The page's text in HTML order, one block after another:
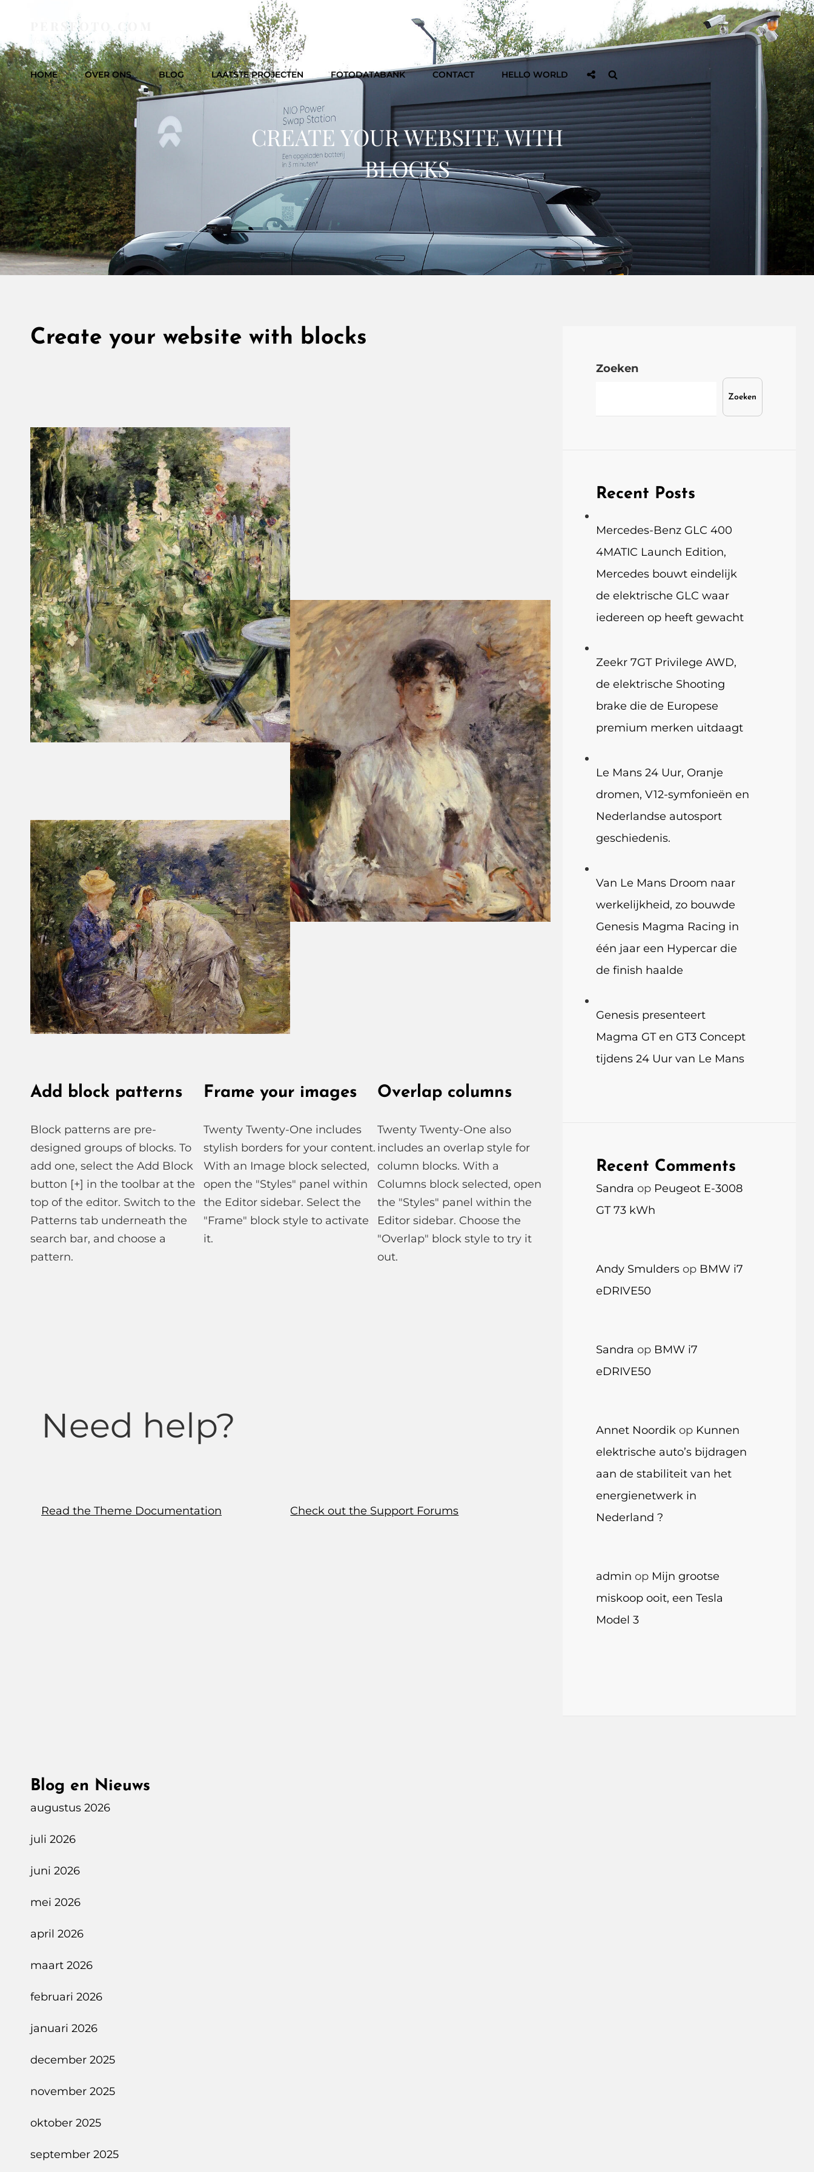
PERSFOTO.COM
Voor Al Uw Fotowerkzaamheden En Opdrachten
HOME OVER ONS BLOG LAATSTE PROJECTEN FOTODATABANK CONTACT HELLO WORLD
Sociaal
CREATE YOUR WEBSITE WITH
BLOCKS
Create your website with blocks
Add block patterns
Block patterns are pre-
designed groups of blocks. To
add one, select the Add Block
button [+] in the toolbar at the
top of the editor. Switch to the
Patterns tab underneath the
search bar, and choose a
pattern.
Frame your images
Twenty Twenty-One includes
stylish borders for your content.
With an Image block selected,
open the "Styles" panel within
the Editor sidebar. Select the
"Frame" block style to activate
it.
Overlap columns
Twenty Twenty-One also
includes an overlap style for
column blocks. With a
Columns block selected, open
the "Styles" panel within the
Editor sidebar. Choose the
"Overlap" block style to try it
out.
Need help?
Read the Theme Documentation Check out the Support Forums
Zoeken
Zoeken
Recent Posts
Mercedes-Benz GLC 400
4MATIC Launch Edition,
Mercedes bouwt eindelijk
de elektrische GLC waar
iedereen op heeft gewacht
Zeekr 7GT Privilege AWD,
de elektrische Shooting
brake die de Europese
premium merken uitdaagt
Le Mans 24 Uur, Oranje
dromen, V12-symfonieën en
Nederlandse autosport
geschiedenis.
Van Le Mans Droom naar
werkelijkheid, zo bouwde
Genesis Magma Racing in
één jaar een Hypercar die
de finish haalde
Genesis presenteert
Magma GT en GT3 Concept
tijdens 24 Uur van Le Mans
Recent Comments
Sandra op Peugeot E-3008
GT 73 kWh
Andy Smuldersop BMW i7
eDRIVE50
Sandra op BMW i7
eDRIVE50
Annet Noordikop Kunnen
elektrische auto’s bijdragen
aan de stabiliteit van het
energienetwerk in
Nederland ?
admin op Mijn grootse
miskoop ooit, een Tesla
Model 3
Blog en Nieuws
augustus 2026
juli 2026
juni 2026
mei 2026
april 2026
maart 2026
februari 2026
januari 2026
december 2025
november 2025
oktober 2025
september 2025